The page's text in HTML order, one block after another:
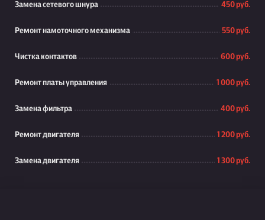
Замена сетевого шнура 450 руб.
Ремонт намоточного механизма 550 руб.
Чистка контактов 600 руб.
Ремонт платы управления 1 000 руб.
Замена фильтра 400 руб.
Ремонт двигателя 1 200 руб.
Замена двигателя 1 300 руб.